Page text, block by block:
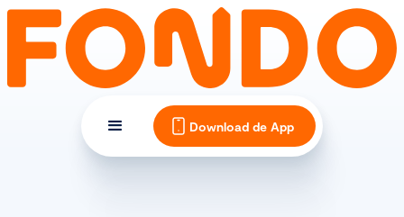
Download de App